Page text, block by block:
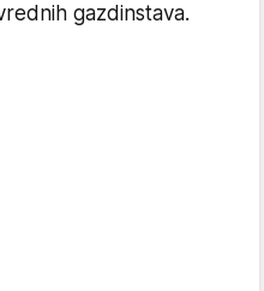
gazdinstava.